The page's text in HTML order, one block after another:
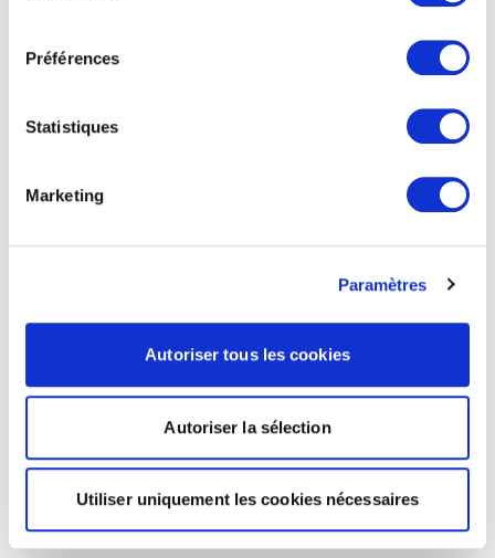
Préférences
Statistiques
Marketing
Paramètres
Autoriser tous les cookies
Autoriser la sélection
Utiliser uniquement les cookies nécessaires